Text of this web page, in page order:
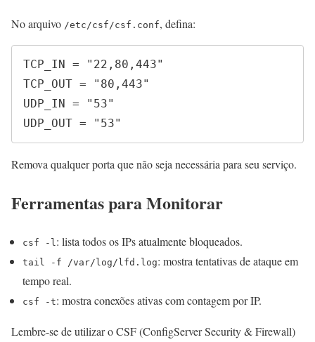
No arquivo /etc/csf/csf.conf, defina:
TCP_IN = "22,80,443"
TCP_OUT = "80,443"
UDP_IN = "53"
UDP_OUT = "53"
Remova qualquer porta que não seja necessária para seu serviço.
Ferramentas para Monitorar
csf -l : lista todos os IPs atualmente bloqueados.
tail -f /var/log/lfd.log: mostra tentativas de ataque em
tempo real.
csf -t: mostra conexões ativas com contagem por IP.
Lembre-se de utilizar o CSF (ConfigServer Security & Firewall)